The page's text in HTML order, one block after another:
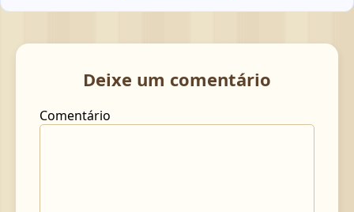
Deixe um comentário
Comentário